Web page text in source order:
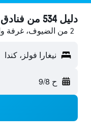
دليل 534 من فنادق نيغارا فولز
2 من الضيوف، غرفة واحدة
نيغارا فولز، كندا
ح 9/8